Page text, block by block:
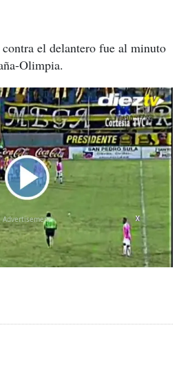
el delantero fue al minuto
Olimpia.
X
X